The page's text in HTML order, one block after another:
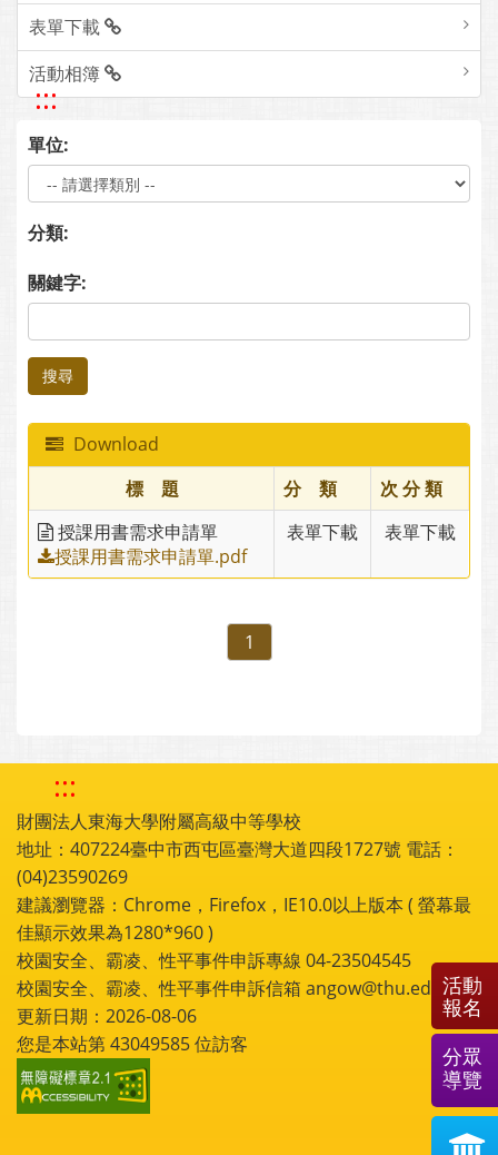
表單下載
活動相簿
:::
單位:
分類:
關鍵字:
搜尋
Download
標 題
分 類
次 分 類
授課用書需求申請單
授課用書需求申請單.pdf
表單下載 表單下載
1
:::
財團法人東海大學附屬高級中等學校
地址：407224臺中市西屯區臺灣大道四段1727號 電話：
(04)23590269
建議瀏覽器：Chrome，Firefox，IE10.0以上版本 ( 螢幕最
佳顯示效果為1280*960 )
校園安全、霸凌、性平事件申訴專線 04-23504545
校園安全、霸凌、性平事件申訴信箱 angow@thu.edu.tw
更新日期：2026-08-06
您是本站第43049585位訪客
活動
報名
分眾
導覽